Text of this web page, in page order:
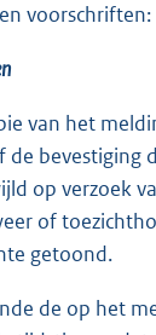
voorschriften:
van het
de bevestiging
op verzoek
of
getoond.
de op het